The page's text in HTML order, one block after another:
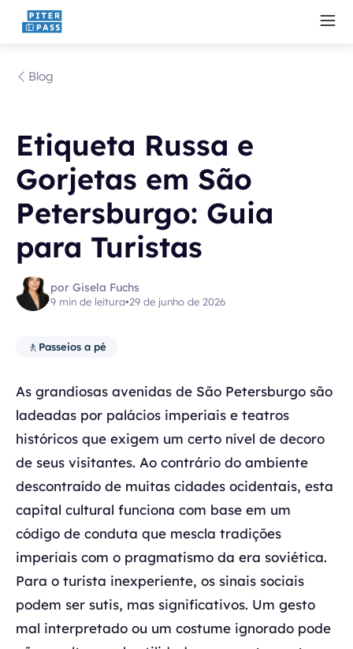
Blog
Etiqueta Russa e
Gorjetas em São
Petersburgo: Guia
para Turistas
por Gisela Fuchs
9 min de leitura•29 de junho de 2026
🚶 Passeios a pé
As grandiosas avenidas de São Petersburgo são
ladeadas por palácios imperiais e teatros
históricos que exigem um certo nível de decoro
de seus visitantes. Ao contrário do ambiente
descontraído de muitas cidades ocidentais, esta
capital cultural funciona com base em um
código de conduta que mescla tradições
imperiais com o pragmatismo da era soviética.
Para o turista inexperiente, os sinais sociais
podem ser sutis, mas significativos. Um gesto
mal interpretado ou um costume ignorado pode